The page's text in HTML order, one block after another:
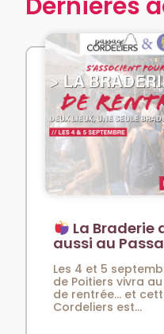
La Braderie
aussi au
Les 4 et 5
de Poitiers vivra
de rentrée… et
Cordeliers est...